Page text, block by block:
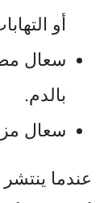
أو
سعال
بالدم.
سعال
عندما